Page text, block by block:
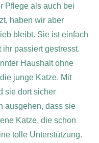
Pflege als auch bei
haben wir aber
bleibt. Sie ist einfach
passiert gestresst.
Haushalt ohne
junge Katze. Mit
sie dort sicher
ausgehen, dass sie
Katze, die schon
tolle Unterstützung.